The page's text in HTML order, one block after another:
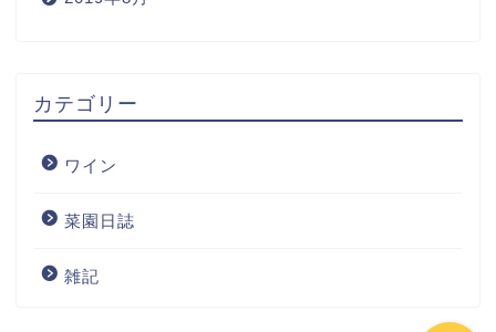
カテゴリー
ワイン
菜園日誌
雑記
Wine